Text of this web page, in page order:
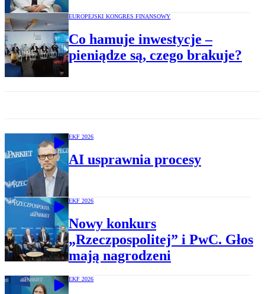
EUROPEJSKI KONGRES FINANSOWY
Co hamuje inwestycje –
pieniądze są, czego brakuje?
EKF 2026
AI usprawnia procesy
EKF 2026
Nowy konkurs
„Rzeczpospolitej” i PwC. Głos
mają nagrodzeni
EKF 2026